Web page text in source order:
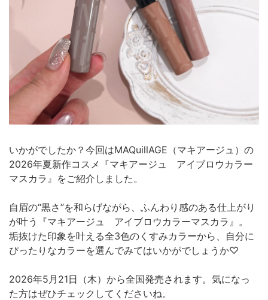
いかがでしたか？今回はMAQuillAGE（マキアージュ）の
2026年夏新作コスメ『マキアージュ アイブロウカラー
マスカラ』をご紹介しました。
自眉の“黒さ”を和らげながら、ふんわり感のある仕上がり
が叶う『マキアージュ アイブロウカラーマスカラ』。
垢抜けた印象を叶える全3色のくすみカラーから、自分に
ぴったりなカラーを選んでみてはいかがでしょうか♡
2026年5月21日（木）から全国発売されます。気になっ
た方はぜひチェックしてくださいね。